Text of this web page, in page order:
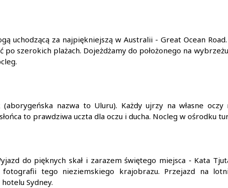
uchodzącą za najpiękniejszą w Australii - Great Ocean
szerokich plażach. Dojeżdżamy do położonego na
nazwa to Uluru). Każdy ujrzy na własne oczy
to prawdziwa uczta dla oczu i ducha. Nocleg w ośrodku
do pięknych skał i zarazem świętego miejsca - Kata
fotografii tego nieziemskiego krajobrazu. Przejazd na
Sydney.